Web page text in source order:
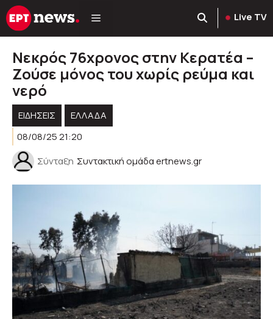
Μετάβαση
σε
Live TV
Νεκρός 76χρονος στην Κερατέα –
Ζούσε μόνος του χωρίς ρεύμα και
νερό
ΕΙΔΗΣΕΙΣ
ΕΛΛΑΔΑ
08/08/25 21:20
Σύνταξη Συντακτική ομάδα ertnews.gr